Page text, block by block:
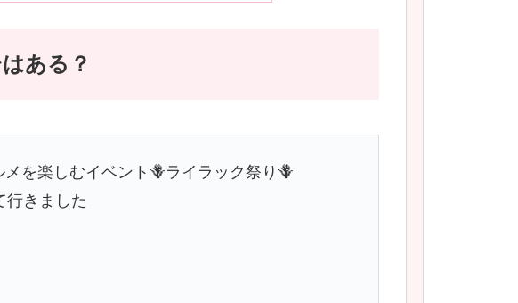
ある？
を楽しむイベント🪻ライラック祭り🪻
行きました